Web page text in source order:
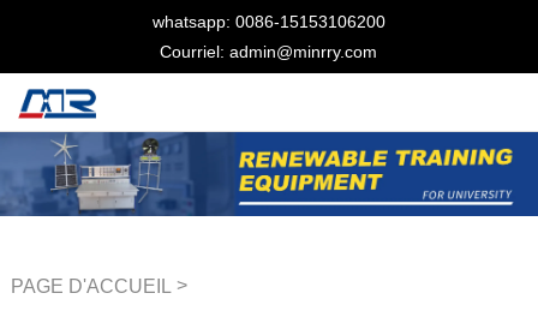
whatsapp: 0086-15153106200
Courriel: admin@minrry.com
PAGE D'ACCUEIL >